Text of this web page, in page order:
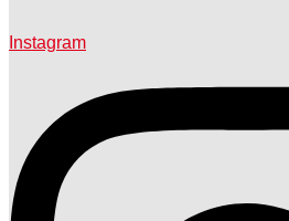
Instagram